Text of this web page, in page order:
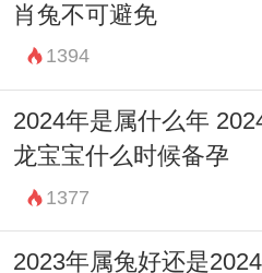
肖兔不可避免
1394
2024年是属什么年
龙宝宝什么时候备孕
1377
2023年属兔好还是